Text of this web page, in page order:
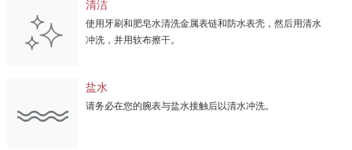
清洁
使用牙刷和肥皂水清洗金属表链和防水表壳，然后用清水
冲洗，并用软布擦干。
盐水
请务必在您的腕表与盐水接触后以清水冲洗。